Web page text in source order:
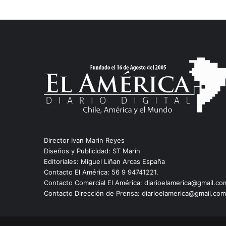
Director Ivan Marin Reyes
Diseños y Publicidad: ST Marín
Editoriales: Miguel Liñan Arcas España
Contacto El América: 56 9 94741221.
Contacto Comercial El América:
Contacto Dirección de Prensa: diarioelamerica@gmail.com